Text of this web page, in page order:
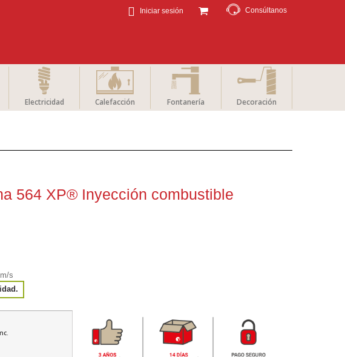
Consúltanos
Iniciar sesión
Electricidad Calefacción Fontanería Decoración
564 XP® Inyección combustible
s